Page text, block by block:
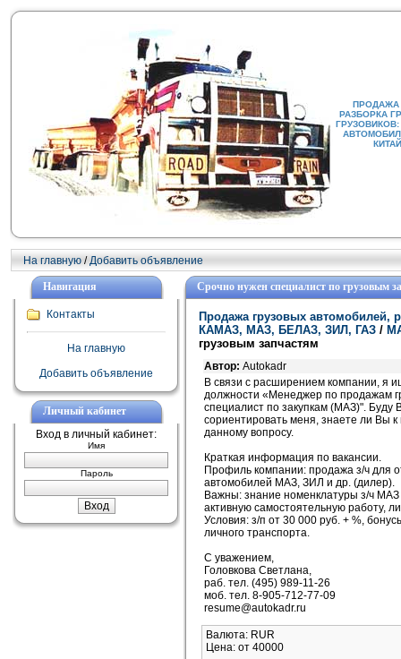
ПРОДАЖА
РАЗБОРКА
На главную /Добавить объявление
Навигация
Контакты
На главную
Добавить объявление
Личный кабинет
Вход в личный кабинет:
Имя
Пароль
Срочно нужен специалист по грузовым
Продажа грузовых автомобилей,
КАМАЗ, МАЗ, БЕЛАЗ, ЗИЛ, ГАЗ /
грузовым запчастям
Автор: Autokadr
В связи с расширением компании, я
должности «Менеджер по продажам
специалист по закупкам (МАЗ)".
сориентировать меня, знаете ли Вы
данному вопросу.
Краткая информация по вакансии.
Профиль компании: продажа з/ч для
автомобилей МАЗ, ЗИЛ и др. (дилер).
Важны: знание номенклатуры з/ч
активную самостоятельную работу,
Условия: з/п от 30 000 руб. + %,
личного транспорта.
С уважением,
Головкова Светлана,
раб. тел. (495) 989-11-26
моб. тел. 8-905-712-77-09
resume@autokadr.ru
Валюта: RUR
Цена: от 40000